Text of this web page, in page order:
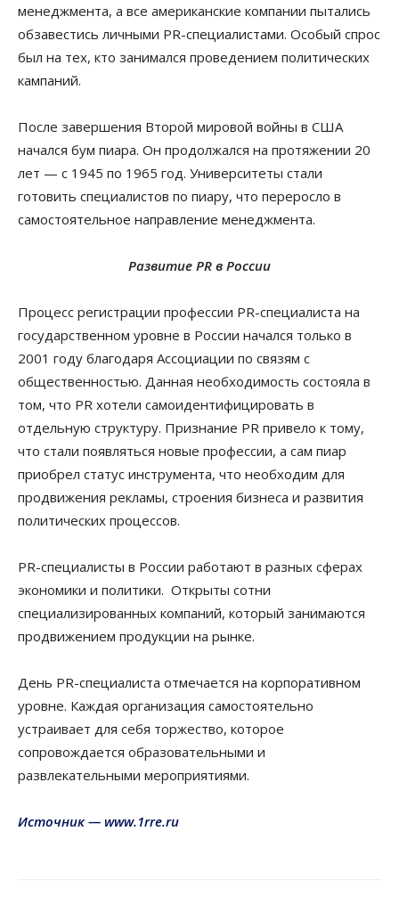
менеджмента, а все американские компании пытались
обзавестись личными PR-специалистами. Особый спрос
был на тех, кто занимался проведением политических
кампаний.
После завершения Второй мировой войны в США
начался бум пиара. Он продолжался на протяжении 20
лет — с 1945 по 1965 год. Университеты стали
готовить специалистов по пиару, что переросло в
самостоятельное направление менеджмента.
Развитие PR в России
Процесс регистрации профессии PR-специалиста на
государственном уровне в России начался только в
2001 году благодаря Ассоциации по связям с
общественностью. Данная необходимость состояла в
том, что PR хотели самоидентифицировать в
отдельную структуру. Признание PR привело к тому,
что стали появляться новые профессии, а сам пиар
приобрел статус инструмента, что необходим для
продвижения рекламы, строения бизнеса и развития
политических процессов.
PR-специалисты в России работают в разных сферах
экономики и политики. Открыты сотни
специализированных компаний, который занимаются
продвижением продукции на рынке.
День PR-специалиста отмечается на корпоративном
уровне. Каждая организация самостоятельно
устраивает для себя торжество, которое
сопровождается образовательными и
развлекательными мероприятиями.
Источник — www.1rre.ru